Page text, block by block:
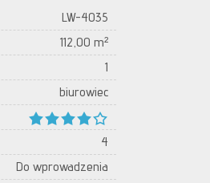
LW-4035
112,00 m²
1
biurowiec
4
Do wprowadzenia